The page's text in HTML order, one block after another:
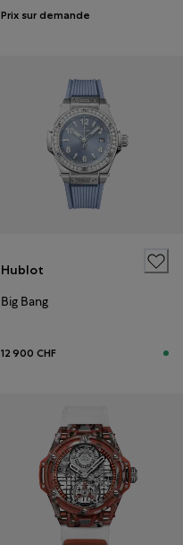
Prix sur demande
Hublot
Big Bang
12 900 CHF